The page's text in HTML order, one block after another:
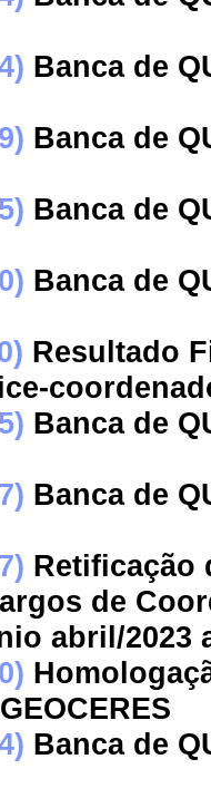
Banca de
Banca de
Banca de
Banca de
Resultado
Banca de
Banca de
Retificação
de
abril/2023
Banca de